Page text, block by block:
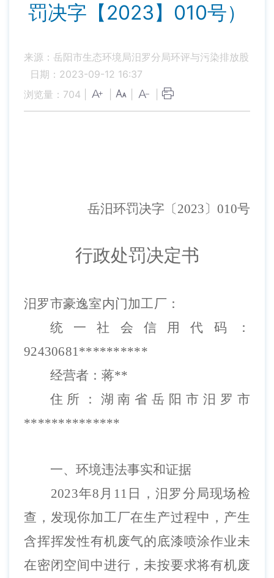
罚决字【2023】010号）
来源：岳阳市生态环境局汨罗分局环评与污染排放股
日期：2023-09-12 16:37
浏览量： 704
岳汨环罚决字〔2023〕 010号
行政处罚决定书
汨罗市豪逸室内门加工厂 ：
统一社会信用代码：
92430681**********
经营者： 蒋**
住所： 湖南省岳阳市汨罗市
**************
一、环境违法事实和证据
2023年8月11日，汨罗分局现场检
查，发现你加工厂在生产过程中，产生
含挥挥发性有机废气的底漆喷涂作业未
在密闭空间中进行，未按要求将有机废